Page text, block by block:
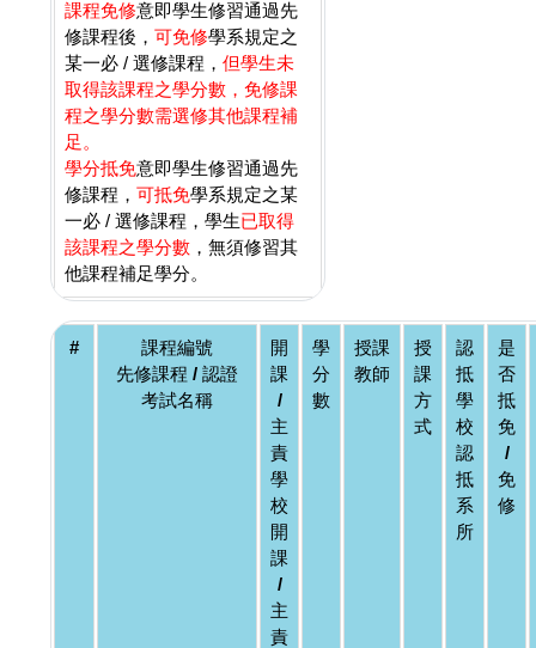
課程免修意即學生修習通過先
修課程後， 可免修學系規定之
某一必 / 選修課程， 但學生未
取得該課程之學分數，免修課
程之學分數需選修其他課程補
足。
學分抵免意即學生修習通過先
修課程， 可抵免學系規定之某
一必 / 選修課程，學生已取得
該課程之學分數 ，無須修習其
他課程補足學分。
#
課程編號
先修課程 / 認證
考試名稱
開
課
/
主
責
學
校
開
課
/
主
責
學
分
數
授課
教師
授
課
方
式
認
抵
學
校
認
抵
系
所
是
否
抵
免
/
免
修